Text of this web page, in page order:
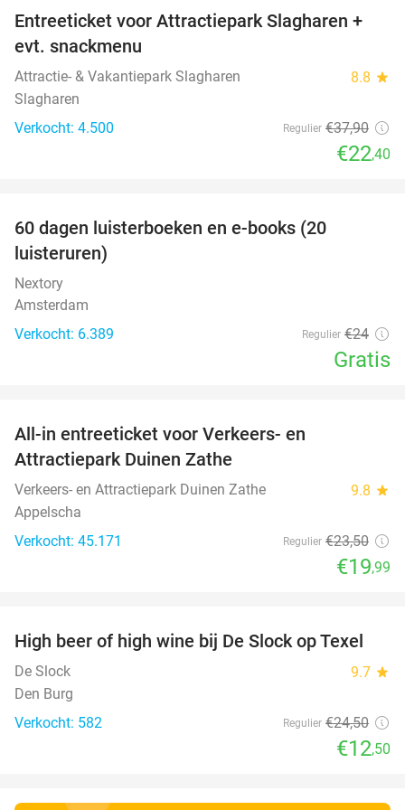
41%
Entreeticket voor Attractiepark Slagharen +
evt. snackmenu
Attractie- & Vakantiepark Slagharen 8.8 star
Slagharen
Verkocht: 4.500
Regulier €37,90
€22,40
60 dagen luisterboeken en e-books (20
luisteruren)
Nextory
Amsterdam
Verkocht: 6.389
Regulier €24
Gratis
All-in entreeticket voor Verkeers- en
Attractiepark Duinen Zathe
Verkeers- en Attractiepark Duinen Zathe 9.8 star
Appelscha
Verkocht: 45.171
Regulier €23,50
€19,99
49%
High beer of high wine bij De Slock op Texel
De Slock 9.7 star
Den Burg
Verkocht: 582
Regulier €24,50
€12,50